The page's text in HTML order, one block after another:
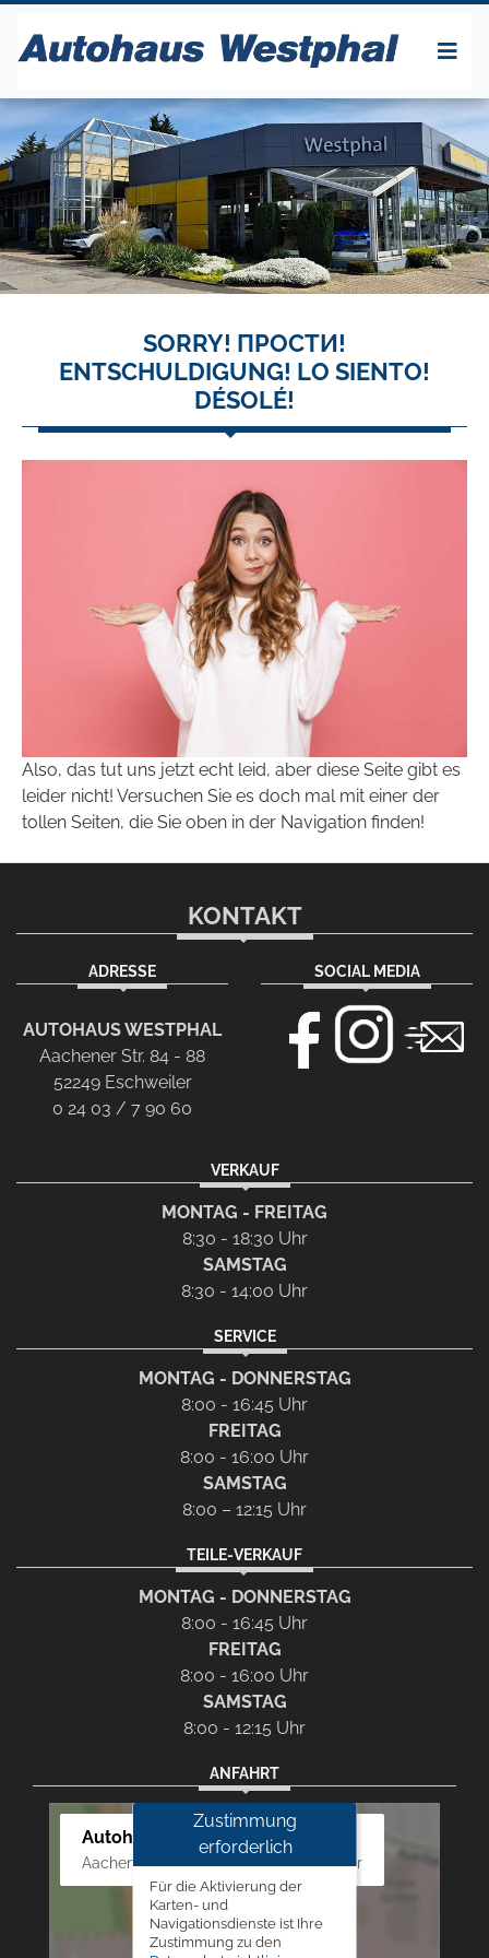
SORRY! ПРОСТИ!
ENTSCHULDIGUNG! LO SIENTO!
DÉSOLÉ!
Also, das tut uns jetzt echt leid, aber diese Seite gibt es
leider nicht! Versuchen Sie es doch mal mit einer der
tollen Seiten, die Sie oben in der Navigation finden!
KONTAKT
ADRESSE
AUTOHAUS WESTPHAL
Aachener Str. 84 - 88
52249 Eschweiler
0 24 03 / 7 90 60
SOCIAL MEDIA
VERKAUF
MONTAG - FREITAG
8:30 - 18:30 Uhr
SAMSTAG
8:30 - 14:00 Uhr
SERVICE
MONTAG - DONNERSTAG
8:00 - 16:45 Uhr
FREITAG
8:00 - 16:00 Uhr
SAMSTAG
8:00 – 12:15 Uhr
TEILE-VERKAUF
MONTAG - DONNERSTAG
8:00 - 16:45 Uhr
FREITAG
8:00 - 16:00 Uhr
SAMSTAG
8:00 - 12:15 Uhr
ANFAHRT
Autohaus Westphal
Aachener Str. 84 - 88, 52249 Eschweiler
Zustimmung
erforderlich
Für die Aktivierung der
Karten- und
Navigationsdienste ist Ihre
Zustimmung zu den